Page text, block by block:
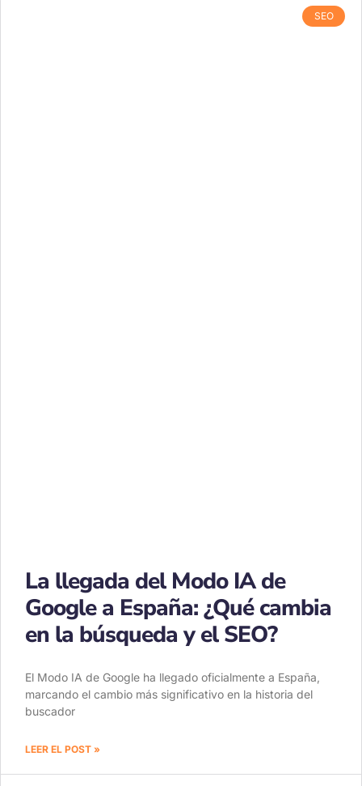
SEO
La llegada del Modo IA de
Google a España: ¿Qué cambia
en la búsqueda y el SEO?
El Modo IA de Google ha llegado oficialmente a España,
marcando el cambio más significativo en la historia del
buscador
LEER EL POST »